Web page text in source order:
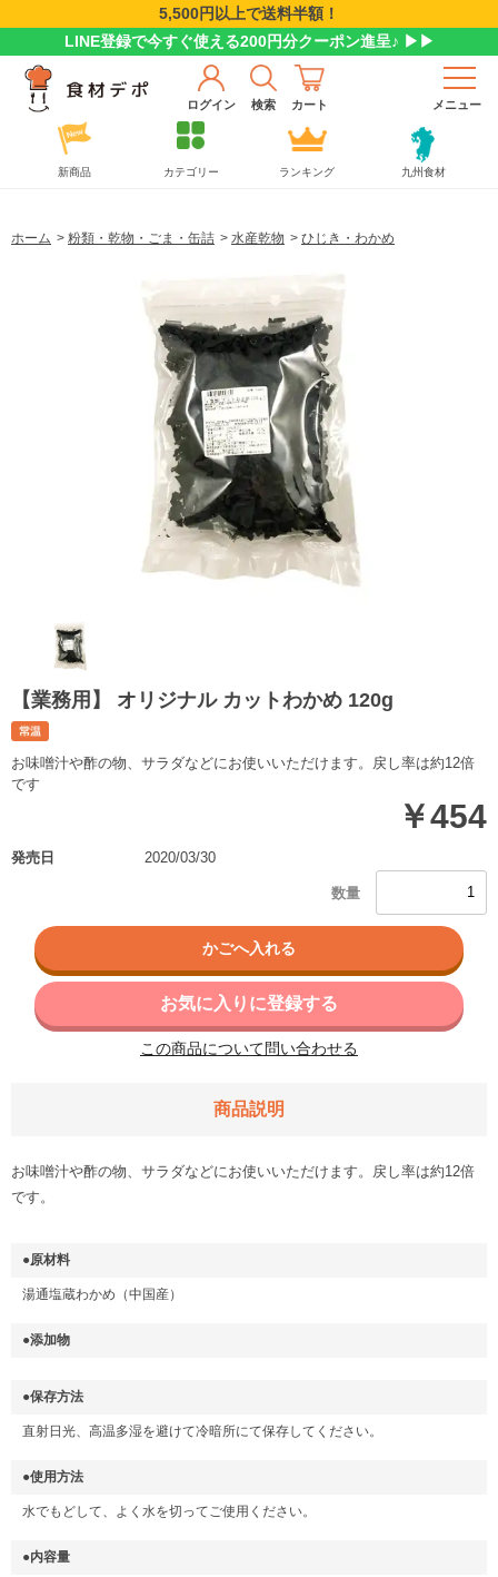
5,500円以上で送料半額！
LINE登録で今すぐ使える200円分クーポン進呈♪ ▶▶
ログイン 検索 カート メニュー
新商品 カテゴリー ランキング 九州食材
ホーム > 粉類・乾物・ごま・缶詰 > 水産乾物 > ひじき・わかめ
【業務用】 オリジナル カットわかめ 120g
お味噌汁や酢の物、サラダなどにお使いいただけます。戻し率は約12倍
です
￥454
発売日 2020/03/30
お気に入りに登録する
この商品について問い合わせる
商品説明
お味噌汁や酢の物、サラダなどにお使いいただけます。戻し率は約12倍
です。
●原材料
湯通塩蔵わかめ（中国産）
●添加物
●保存方法
直射日光、高温多湿を避けて冷暗所にて保存してください。
●使用方法
水でもどして、よく水を切ってご使用ください。
●内容量